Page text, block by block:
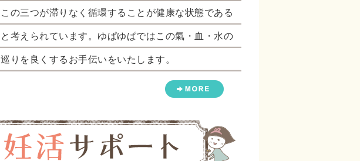
この三つが滞りなく循環することが健康な状態である
と考えられています。ゆぱゆぱではこの氣・血・水の
巡りを良くするお手伝いをいたします。